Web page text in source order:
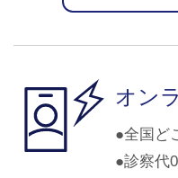
オン
全国ど
診察代